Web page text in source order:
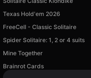
Texas Hold'em 2026
FreeCell - Classic Solitaire
Spider Solitaire: 1, 2 or 4 suits
Mine Together
Brainrot Cards